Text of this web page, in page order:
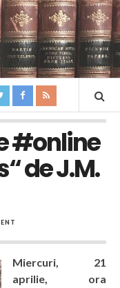
#online
de J.M.
Miercuri, 21
aprilie, ora